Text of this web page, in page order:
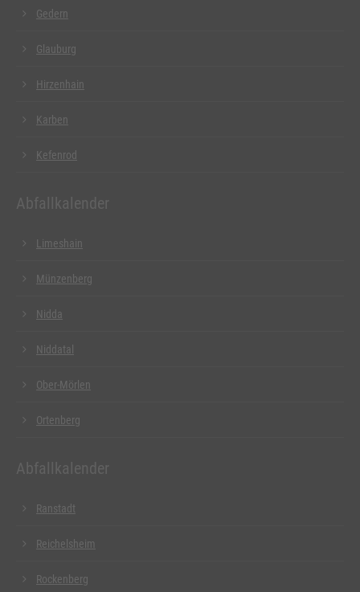
Gedern
Glauburg
Hirzenhain
Karben
Kefenrod
Abfallkalender
Limeshain
Münzenberg
Nidda
Niddatal
Ober-Mörlen
Ortenberg
Abfallkalender
Ranstadt
Reichelsheim
Rockenberg